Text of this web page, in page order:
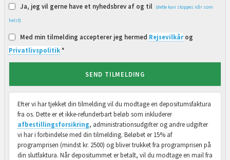
Ja, jeg vil gerne have et nyhedsbrev af og til (dette kan stoppes når som
helst)
Med min tilmelding accepterer jeg hermed Rejsevilkårog
Privatlivspolitik*
SEND TILMELDING
Efter vi har tjekket din tilmelding vil du modtage en depositumsfaktura
fra os. Dette er et ikke-refunderbart beløb som inkluderer
afbestillingsforsikring, administrationsudgifter og andre udgifter
vi har i forbindelse med din tilmelding. Beløbet er 15% af
programprisen (mindst kr. 2500) og bliver trukket fra programprisen på
din slutfaktura. Når depositummet er betalt, vil du modtage en mail fra